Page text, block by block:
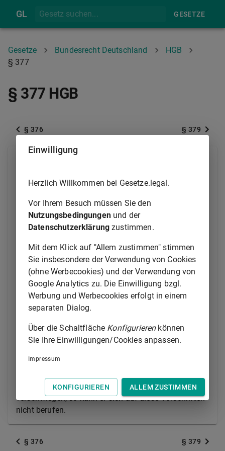
GL GESETZE
Gesetze Bundesrecht Deutschland
HGB
§ 377
§ 377 HGB
§ 376 § 379
Ablieferung durch den Verkäufer, soweit dies nach
untersuchen und, wenn sich ein Mangel zeigt, dem
Verkäufer unverzüglich Anzeige zu machen.
als genehmigt, es sei denn, daß es sich um einen
Mangel handelt, der bei der Untersuchung nicht
erkennbar war.
(3) Zeigt sich später ein solcher Mangel, so muß die
Anzeige unverzüglich nach der Entdeckung gemacht
werden; anderenfalls gilt die Ware auch in Ansehung
dieses Mangels als genehmigt.
(5) Hat der Verkäufer den Mangel arglistig
verschwiegen, so kann er sich auf diese Vorschriften
nicht berufen.
§ 376 § 379
Einwilligung
Herzlich Willkommen bei Gesetze.legal.
Vor Ihrem Besuch müssen Sie den
Nutzungsbedingungenund der
Datenschutzerklärung zustimmen.
Mit dem Klick auf "Allem zustimmen" stimmen
Sie insbesondere der Verwendung von Cookies
(ohne Werbecookies) und der Verwendung von
Google Analytics zu. Die Einwilligung bzgl.
Werbung und Werbecookies erfolgt in einem
separaten Dialog.
Über die Schaltfläche Konfigurierenkönnen
Sie Ihre Einwilligungen/Cookies anpassen.
Impressum
KONFIGURIEREN ALLEM ZUSTIMMEN